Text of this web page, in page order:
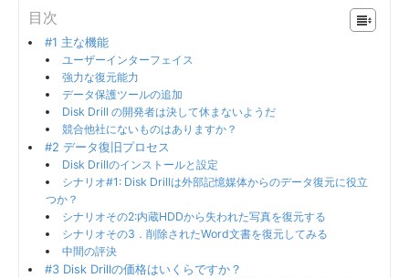
目次
#1 主な機能
ユーザーインターフェイス
強力な復元能力
データ保護ツールの追加
Disk Drill の開発者は決して休まないようだ
競合他社にないものはありますか？
#2 データ復旧プロセス
Disk Drillのインストールと設定
シナリオ#1: Disk Drillは外部記憶媒体からのデータ復元に役立
つか？
シナリオその2:内蔵HDDから失われた写真を復元する
シナリオその3．削除されたWord文書を復元してみる
中間の評決
#3 Disk Drillの価格はいくらですか？